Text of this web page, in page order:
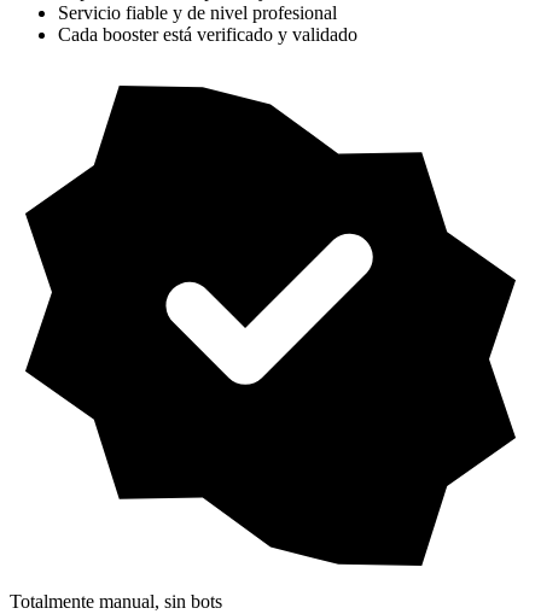
Servicio fiable y de nivel profesional
Cada booster está verificado y validado
Totalmente manual, sin bots